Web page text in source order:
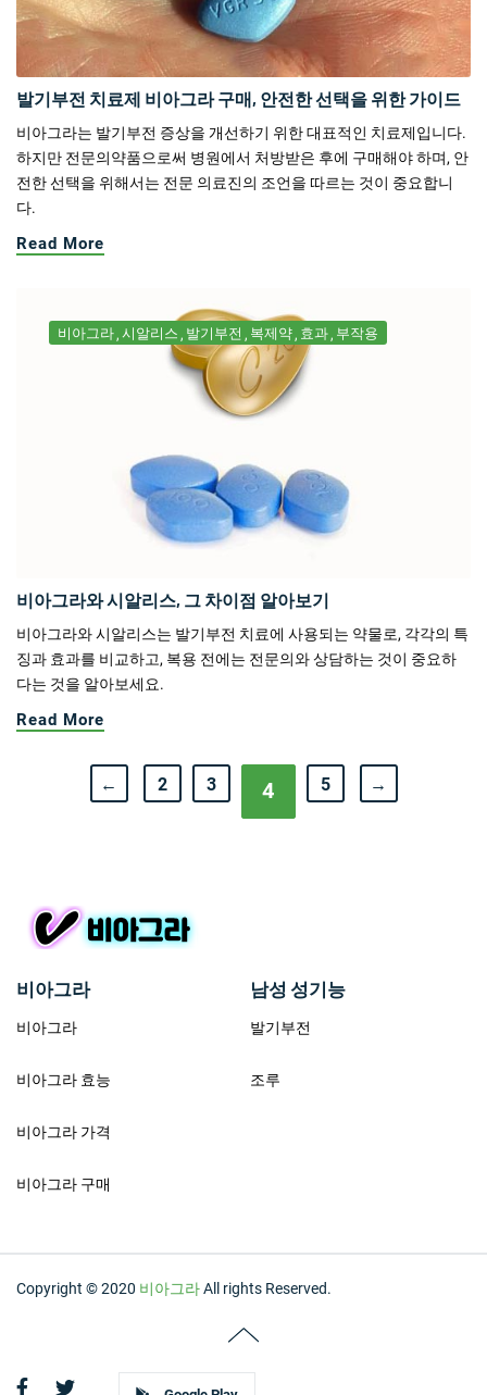
발기부전 치료제 비아그라 구매, 안전한 선택을 위한 가이드
비아그라는 발기부전 증상을 개선하기 위한 대표적인 치료제입니다.
하지만 전문의약품으로써 병원에서 처방받은 후에 구매해야 하며, 안
전한 선택을 위해서는 전문 의료진의 조언을 따르는 것이 중요합니
다.
Read More
비아그라 시알리스 발기부전 복제약 효과 부작용
비아그라와 시알리스, 그 차이점 알아보기
비아그라와 시알리스는 발기부전 치료에 사용되는 약물로, 각각의 특
징과 효과를 비교하고, 복용 전에는 전문의와 상담하는 것이 중요하
다는 것을 알아보세요.
Read More
← 2 3 4 5 →
비아그라
비아그라
비아그라 효능
비아그라 가격
비아그라 구매
남성 성기능
발기부전
조루
Copyright © 2020 비아그라All rights Reserved.